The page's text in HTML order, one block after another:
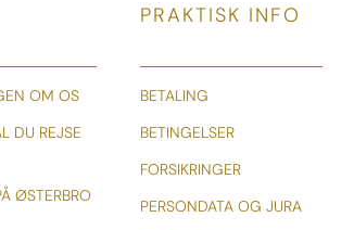
OM OS
DU REJSE
ØSTERBRO
PRAKTISK INFO
BETALING
BETINGELSER
FORSIKRINGER
PERSONDATA OG JURA